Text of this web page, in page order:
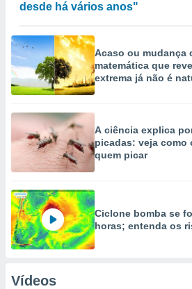
desde há vários anos"
Acaso ou mudança
matemática que
extrema já não é
A ciência explica
picadas: veja como
quem picar
Ciclone bomba se
horas; entenda os
Vídeos